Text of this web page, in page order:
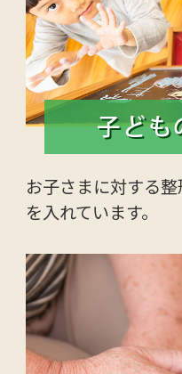
子ども
お子さまに対する
を入れています。